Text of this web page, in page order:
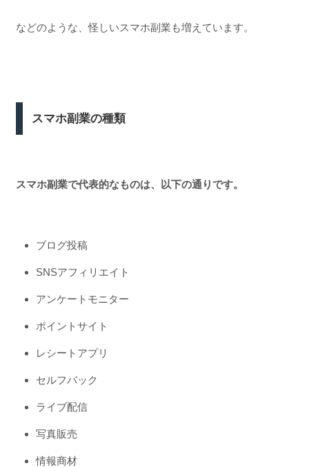
などのような、怪しいスマホ副業も増えています。
スマホ副業の種類
スマホ副業で代表的なものは、以下の通りです。
ブログ投稿
SNSアフィリエイト
アンケートモニター
ポイントサイト
レシートアプリ
セルフバック
ライブ配信
写真販売
情報商材